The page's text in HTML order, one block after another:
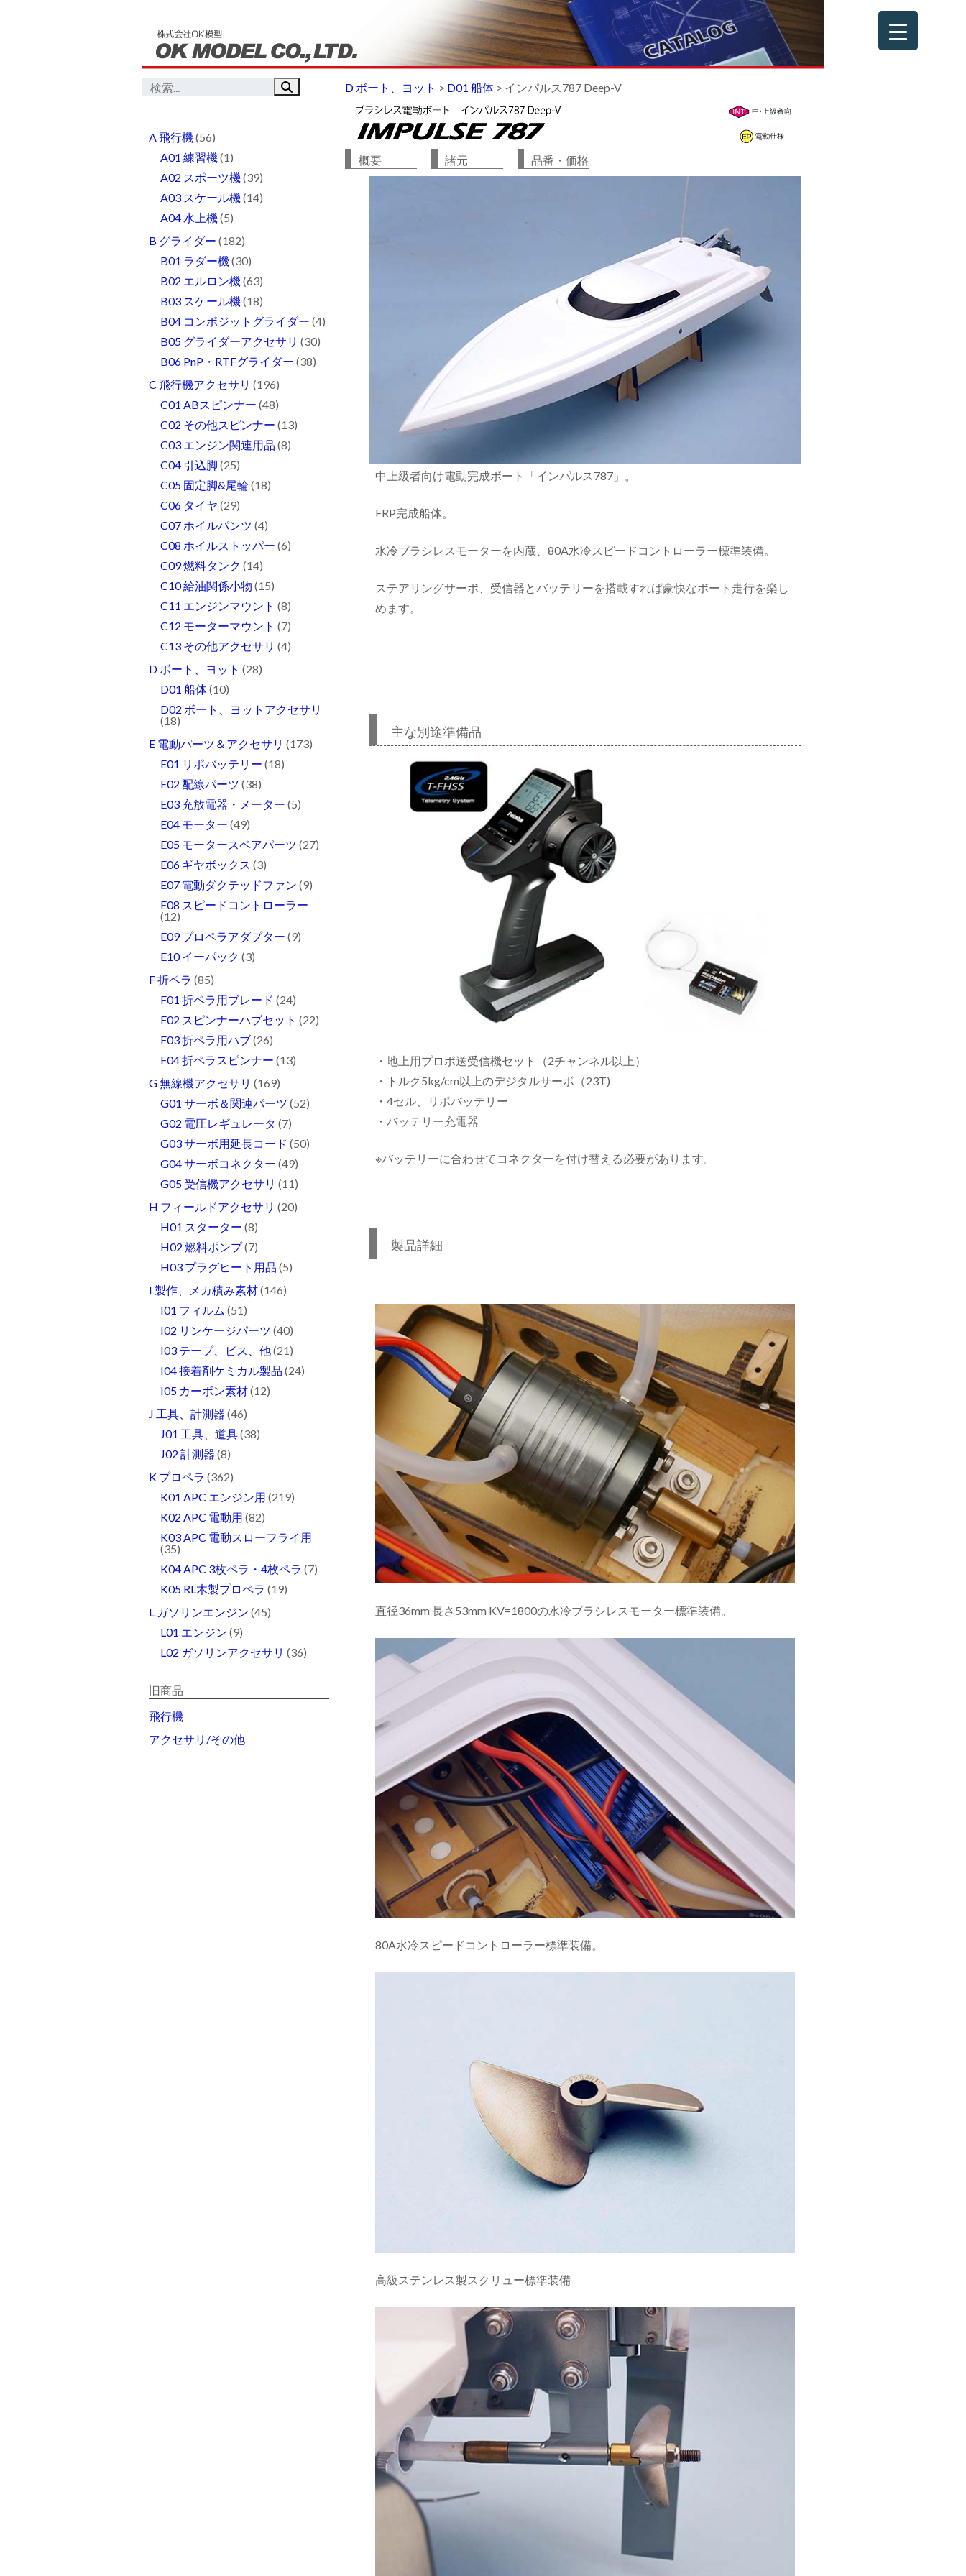
D ボート、ヨット > D01 船体 > インパルス787 Deep-V
概要 諸元 品番・価格
中上級者向け電動完成ボート「インパルス787」。
FRP完成船体。
水冷ブラシレスモーターを内蔵、80A水冷スピードコントローラー標準装備。
ステアリングサーボ、受信器とバッテリーを搭載すれば豪快なボート走行を楽し
めます。
主な別途準備品
・地上用プロポ送受信機セット（2チャンネル以上）
・トルク5kg/cm以上のデジタルサーボ（23T)
・4セル、リポバッテリー
・バッテリー充電器
※バッテリーに合わせてコネクターを付け替える必要があります。
製品詳細
直径36mm 長さ53mm KV=1800の水冷ブラシレスモーター標準装備。
80A水冷スピードコントローラー標準装備。
高級ステンレス製スクリュー標準装備
A 飛行機(56)
A01 練習機(1)
A02 スポーツ機(39)
A03 スケール機(14)
A04 水上機(5)
B グライダー (182)
B01 ラダー機(30)
B02 エルロン機(63)
B03 スケール機(18)
B04 コンポジットグライダー (4)
B05 グライダーアクセサリ (30)
B06 PnP・RTFグライダー (38)
C 飛行機アクセサリ (196)
C01 ABスピンナー (48)
C02 その他スピンナー (13)
C03 エンジン関連用品 (8)
C04 引込脚 (25)
C05 固定脚&尾輪(18)
C06 タイヤ (29)
C07 ホイルパンツ (4)
C08 ホイルストッパー (6)
C09 燃料タンク (14)
C10 給油関係小物 (15)
C11 エンジンマウント (8)
C12 モーターマウント (7)
C13 その他アクセサリ (4)
D ボート、ヨット (28)
D01 船体(10)
D02 ボート、ヨットアクセサリ
(18)
E 電動パーツ＆アクセサリ (173)
E01 リポバッテリー (18)
E02 配線パーツ (38)
E03 充放電器・メーター (5)
E04 モーター (49)
E05 モータースペアパーツ (27)
E06 ギヤボックス (3)
E07 電動ダクテッドファン (9)
E08 スピードコントローラー
(12)
E09 プロペラアダプター (9)
E10 イーパック (3)
F 折ペラ (85)
F01 折ペラ用ブレード (24)
F02 スピンナーハブセット (22)
F03 折ペラ用ハブ(26)
F04 折ペラスピンナー (13)
G 無線機アクセサリ (169)
G01 サーボ＆関連パーツ (52)
G02 電圧レギュレータ (7)
G03 サーボ用延長コード (50)
G04 サーボコネクター (49)
G05 受信機アクセサリ (11)
H フィールドアクセサリ (20)
H01 スターター (8)
H02 燃料ポンプ(7)
H03 プラグヒート用品 (5)
I 製作、メカ積み素材(146)
I01 フィルム (51)
I02 リンケージパーツ (40)
I03 テープ、ビス、他(21)
I04 接着剤ケミカル製品 (24)
I05 カーボン素材(12)
J 工具、計測器 (46)
J01 工具、道具(38)
J02 計測器 (8)
K プロペラ (362)
K01 APC エンジン用 (219)
K02 APC 電動用 (82)
K03 APC 電動スローフライ用
(35)
K04 APC 3枚ペラ・4枚ペラ (7)
K05 RL木製プロペラ (19)
L ガソリンエンジン (45)
L01 エンジン (9)
L02 ガソリンアクセサリ (36)
旧商品
飛行機
アクセサリ/その他